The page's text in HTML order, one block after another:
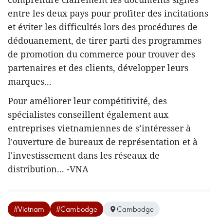
entre les deux pays pour profiter des incitations
et éviter les difficultés lors des procédures de
dédouanement, de tirer parti des programmes
de promotion du commerce pour trouver des
partenaires et des clients, développer leurs
marques...
Pour améliorer leur compétitivité, des
spécialistes conseillent également aux
entreprises vietnamiennes de s’intéresser à
l'ouverture de bureaux de représentation et à
l'investissement dans les réseaux de
distribution... -VNA
#Vietnam #Cambodge Cambodge